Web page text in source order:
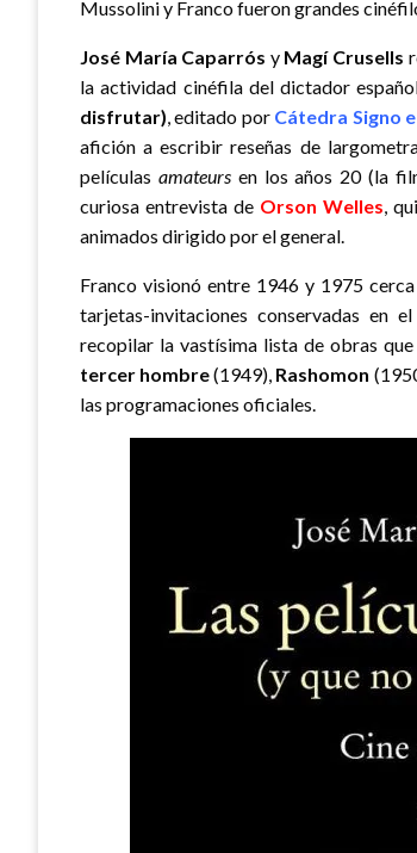
Mussolini y Franco fueron grandes
José María Caparrós y Magí Crusells
la actividad cinéfila del dictador
disfrutar), editado porCátedra Signo
afición a escribir reseñas de
películas amateursen los años 20 (la
curiosa entrevista de Orson Welles,
animados dirigido por el general.
Franco visionó entre 1946 y 1975
tarjetas-invitaciones conservadas en
recopilar la vastísima lista de obras
tercer hombre(1949), Rashomon
las programaciones oficiales.